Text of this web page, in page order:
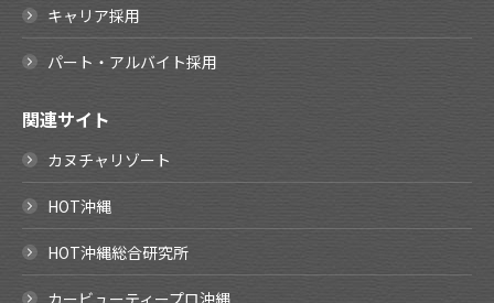
キャリア採用
パート・アルバイト採用
関連サイト
カヌチャリゾート
HOT沖縄
HOT沖縄総合研究所